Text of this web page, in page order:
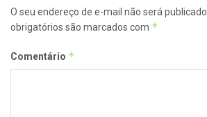
O seu endereço de e-mail não será publicado.
obrigatórios são marcados com *
Comentário *